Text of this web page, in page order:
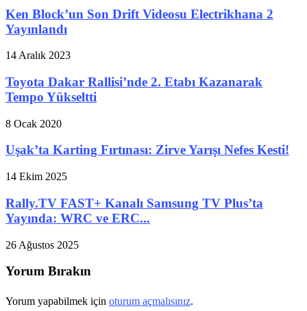
Ken Block’un Son Drift Videosu Electrikhana 2
Yayınlandı
14 Aralık 2023
Toyota Dakar Rallisi’nde 2. Etabı Kazanarak
Tempo Yükseltti
8 Ocak 2020
Uşak’ta Karting Fırtınası: Zirve Yarışı Nefes Kesti!
14 Ekim 2025
Rally.TV FAST+ Kanalı Samsung TV Plus’ta
Yayında: WRC ve ERC...
26 Ağustos 2025
Yorum Bırakın
Yorum yapabilmek için oturum açmalısınız.